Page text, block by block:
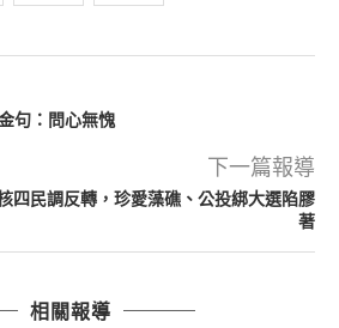
句：問心無愧
下一篇報導
四民調反轉，珍愛藻礁、公投綁大選陷膠
著
相關報導